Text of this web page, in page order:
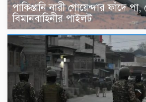
পাকিস্তানি নারী গোয়েন্দার ফাঁদে পা,
বিমানবাহিনীর পাইলট